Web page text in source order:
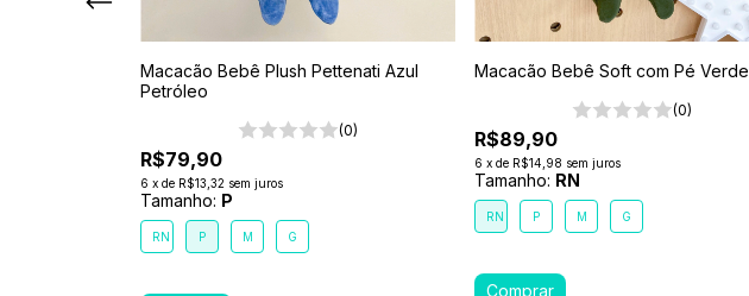
Macacão Bebê Plush Pettenati Azul
Petróleo
(0)
R$79,90
6 x de R$13,32 sem juros
Tamanho: P
RN P M G
Macacão Bebê Soft com Pé Verde
(0)
R$89,90
6 x de R$14,98 sem juros
Tamanho: RN
RN P M G